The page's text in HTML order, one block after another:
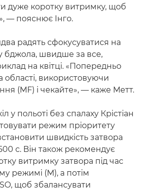
дуже коротку витримку, щоб
— пояснює Інго.
радять сфокусуватися на
бджола, швидше за все,
на квітці. «Попередньо
області, використовуючи
(MF) і чекайте», — каже Метт.
у польоті без спалаху Крістіан
режим пріоритету
швидкість затвора
с. Він також рекомендує
витримку затвора під час
режимі (M), а потім
щоб збалансувати